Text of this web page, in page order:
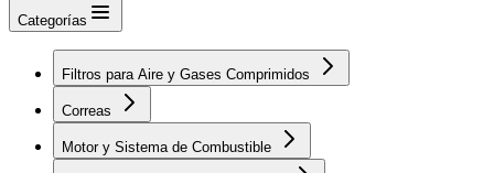
Categorías
Filtros para Aire y Gases Comprimidos
Correas
Motor y Sistema de Combustible